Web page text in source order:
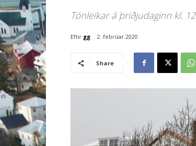
Tónleikar á þriðjudaginn kl. 12
Eftir gg 2. febrúar 2020
Share